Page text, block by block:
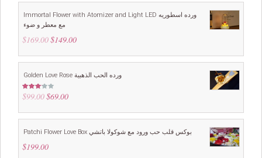
Immortal Flower with Atomizer and Light LED ورده اسطوريه
مع معطر و ضوء
$169.00 Original
was:
$149.00Current
is:
Golden Love Rose ورده الحب الذهبية
Rated
3.00
5
$99.00 Original
was:
$69.00Current
is:
Patchi Flower Love Box بوكس قلب حب ورود مع شوكولا باتشي
$199.00